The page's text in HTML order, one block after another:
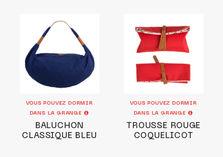
VOUS POUVEZ DORMIR
DANS LA GRANGE
BALUCHON
CLASSIQUE BLEU
VOUS POUVEZ DORMIR
DANS LA GRANGE
TROUSSE ROUGE
COQUELICOT